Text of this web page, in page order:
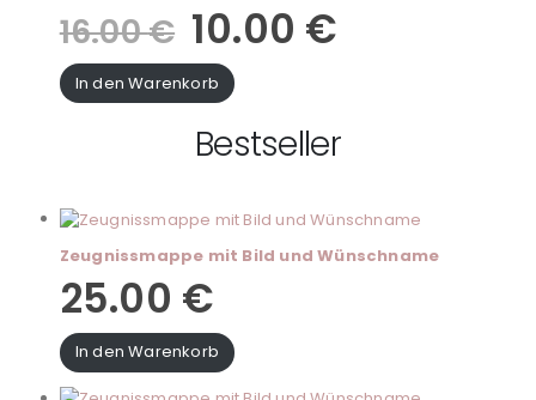
16.00€ 10.00 €
In den Warenkorb
Bestseller
Zeugnissmappe mit Bild und Wünschname
25.00 €
In den Warenkorb